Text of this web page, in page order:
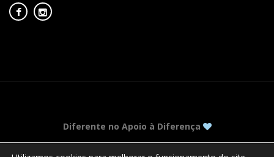
Diferente no Apoio à Diferença